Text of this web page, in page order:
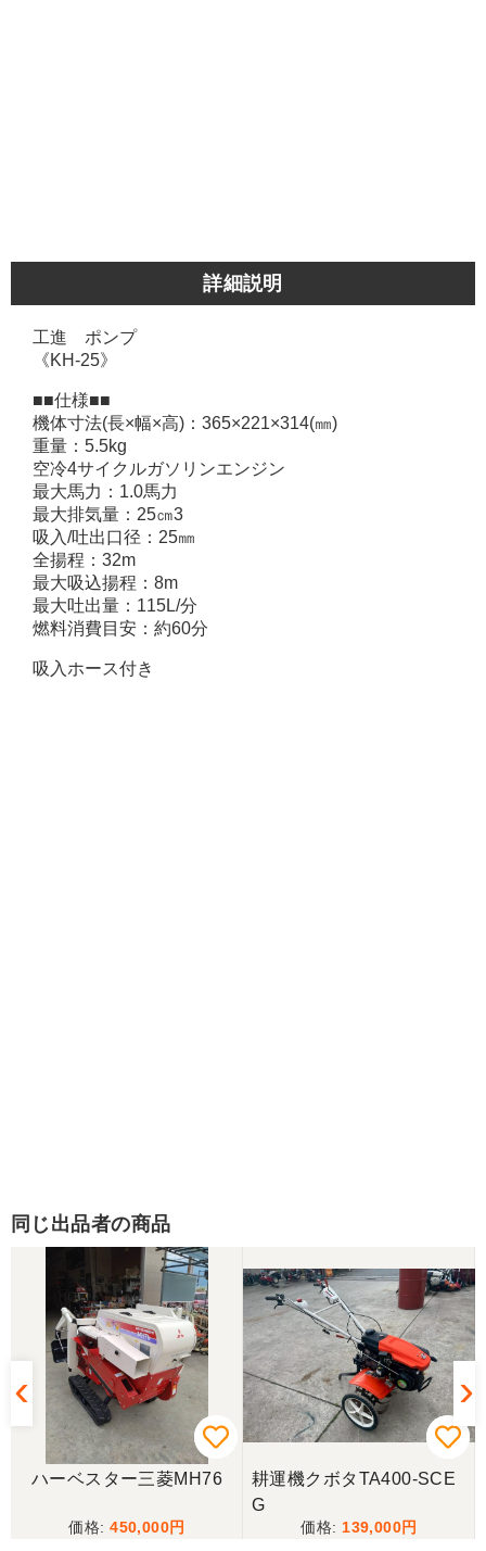
詳細説明
工進 ポンプ
《KH-25》
■■仕様■■
機体寸法(長×幅×高)：365×221×314(㎜)
重量：5.5kg
空冷4サイクルガソリンエンジン
最大馬力：1.0馬力
最大排気量：25㎝3
吸入/吐出口径：25㎜
全揚程：32m
最大吸込揚程：8m
最大吐出量：115L/分
燃料消費目安：約60分
吸入ホース付き
同じ出品者の商品
ハーベスター三菱MH76
450,000
耕運機クボタTA400-SCE
G
139,000